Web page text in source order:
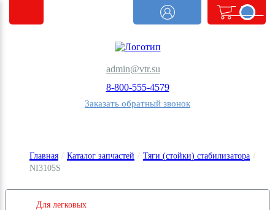
admin@vtr.su
8-800-555-4579
Заказать обратный звонок
order.count
|| 0 @>
Главная / Каталог запчастей / Тяги (стойки) стабилизатора /
NI3105S
Для легковых